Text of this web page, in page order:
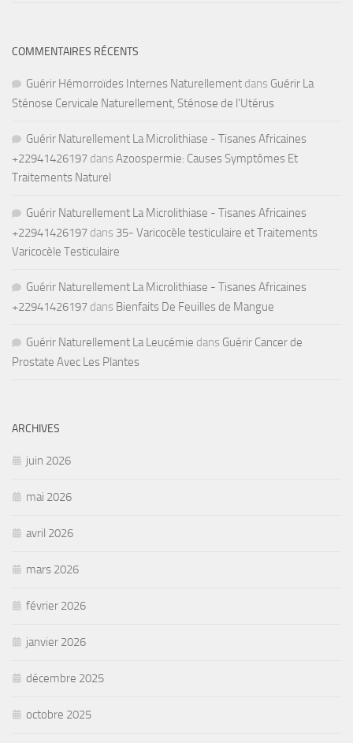
COMMENTAIRES RÉCENTS
Guérir Hémorroïdes Internes Naturellement dans Guérir La
Sténose Cervicale Naturellement, Sténose de l’Utérus
Guérir Naturellement La Microlithiase - Tisanes Africaines
+22941426197 dans Azoospermie: Causes Symptômes Et
Traitements Naturel
Guérir Naturellement La Microlithiase - Tisanes Africaines
+22941426197 dans 35- Varicocèle testiculaire et Traitements
Varicocèle Testiculaire
Guérir Naturellement La Microlithiase - Tisanes Africaines
+22941426197 dans Bienfaits De Feuilles de Mangue
Guérir Naturellement La Leucémie dans Guérir Cancer de
Prostate Avec Les Plantes
ARCHIVES
juin 2026
mai 2026
avril 2026
mars 2026
février 2026
janvier 2026
décembre 2025
octobre 2025